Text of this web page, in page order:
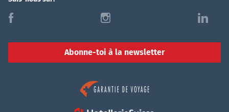
f i l
Abonne-toi à la newsletter